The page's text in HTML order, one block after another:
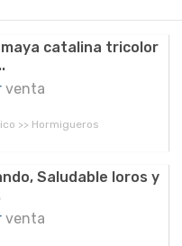
catalina tricolor
venta
>> Hormigueros
Saludable loros y
venta